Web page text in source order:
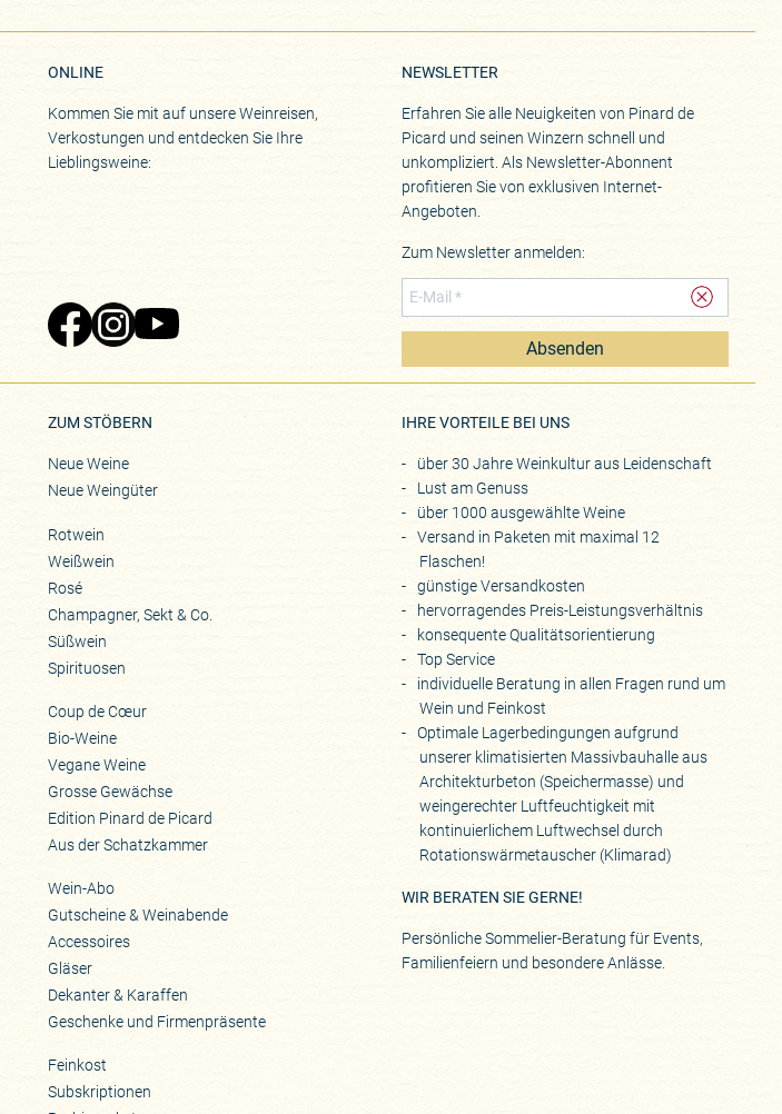
ONLINE
Kommen Sie mit auf unsere Weinreisen,
Verkostungen und entdecken Sie Ihre
Lieblingsweine:
NEWSLETTER
Erfahren Sie alle Neuigkeiten von Pinard de
Picard und seinen Winzern schnell und
unkompliziert. Als Newsletter-Abonnent
profitieren Sie von exklusiven Internet-
Angeboten.
Zum Newsletter anmelden:
Absenden
ZUM STÖBERN
Neue Weine
Neue Weingüter
Rotwein
Weißwein
Rosé
Champagner, Sekt & Co.
Süßwein
Spirituosen
Coup de Cœur
Bio-Weine
Vegane Weine
Grosse Gewächse
Edition Pinard de Picard
Aus der Schatzkammer
Wein-Abo
Gutscheine & Weinabende
Accessoires
Gläser
Dekanter & Karaffen
Geschenke und Firmenpräsente
Feinkost
Subskriptionen
IHRE VORTEILE BEI UNS
über 30 Jahre Weinkultur aus Leidenschaft
Lust am Genuss
über 1000 ausgewählte Weine
Versand in Paketen mit maximal 12
Flaschen!
günstige Versandkosten
hervorragendes Preis-Leistungsverhältnis
konsequente Qualitätsorientierung
Top Service
individuelle Beratung in allen Fragen rund um
Wein und Feinkost
Optimale Lagerbedingungen aufgrund
unserer klimatisierten Massivbauhalle aus
Architekturbeton (Speichermasse) und
weingerechter Luftfeuchtigkeit mit
kontinuierlichem Luftwechsel durch
Rotationswärmetauscher (Klimarad)
WIR BERATEN SIE GERNE!
Persönliche Sommelier-Beratung für Events,
Familienfeiern und besondere Anlässe.